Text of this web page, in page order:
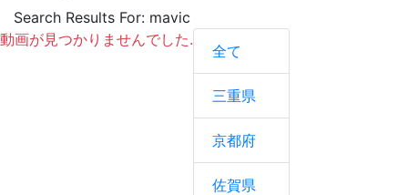
Search Results For: mavic
動画が見つかりませんでした.
全て
三重県
京都府
佐賀県